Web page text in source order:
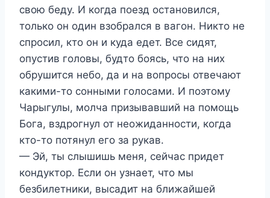
свою беду. И когда поезд остановился,
только он один взобрался в вагон. Никто не
спросил, кто он и куда едет. Все сидят,
опустив головы, будто боясь, что на них
обрушится небо, да и на вопросы отвечают
какими-то сонными голосами. И поэтому
Чарыгулы, молча призывавший на помощь
Бога, вздрогнул от неожиданности, когда
кто-то потянул его за рукав.
— Эй, ты слышишь меня, сейчас придет
кондуктор. Если он узнает, что мы
безбилетники, высадит на ближайшей